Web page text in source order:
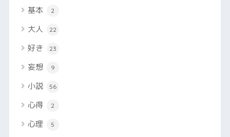
基本 2
大人 22
好き 23
妄想 9
小説 56
心得 2
心理 5